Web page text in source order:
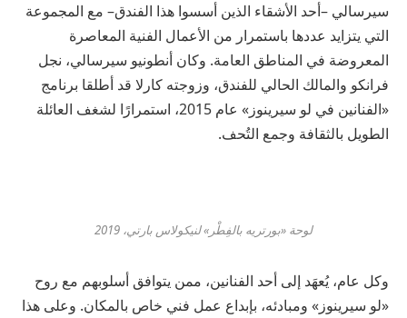
سيرسالي –أحد الأشقاء الذين أسسوا هذا الفندق– مع المجموعة
التي يتزايد عددها باستمرار من الأعمال الفنية المعاصرة
المعروضة في المناطق العامة. وكان أنطونيو سيرسالي، نجل
فرانكو والمالك الحالي للفندق، وزوجته كارلا قد أطلقا برنامج
«الفنانين في لو سيرينوز » عام ، استمرارًا لشغف العائلة
الطويل بالثقافة وجمع التُحف.
لوحة «بورتريه بالفِطْر» لنيكولاس بارتي، 2019
وكل عام، يُعهَد إلى أحد الفنانين، ممن يتوافق أسلوبهم مع روح
«لو سيرينوز » ومبادئه، بإبداع عمل فني خاص بالمكان. وعلى هذا